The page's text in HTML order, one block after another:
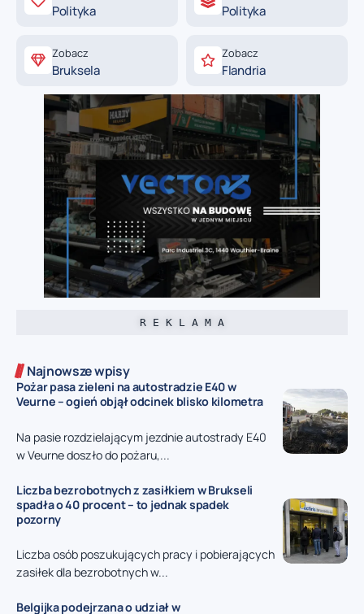
Polityka Polityka
Zobacz
Bruksela
Zobacz
Flandria
R E K L A M A
Najnowsze wpisy
Pożar pasa zieleni na autostradzie E40 w
Veurne – ogień objął odcinek blisko kilometra
Na pasie rozdzielającym jezdnie autostrady E40
w Veurne doszło do pożaru,...
Liczba bezrobotnych z zasiłkiem w Brukseli
spadła o 40 procent – to jednak spadek
pozorny
Liczba osób poszukujących pracy i pobierających
zasiłek dla bezrobotnych w...
Belgijka podejrzana o udział w